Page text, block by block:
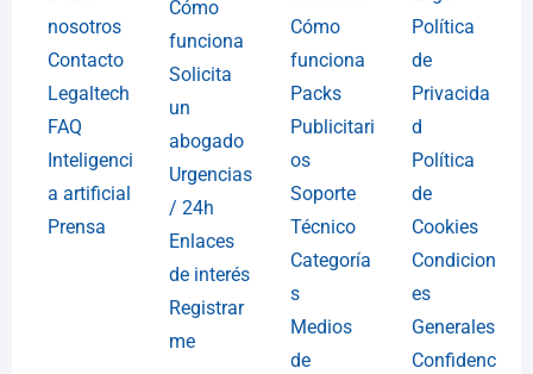
nosotros
Contacto
Legaltech
FAQ
Inteligenci
a artificial
Prensa
Cómo
funciona
Solicita
un
abogado
Urgencias
/ 24h
Enlaces
de interés
Registrar
me
Cómo
funciona
Packs
Publicitari
os
Soporte
Técnico
Categoría
s
Medios
de
Política
de
Privacida
d
Política
de
Cookies
Condicion
es
Generales
Confidenc